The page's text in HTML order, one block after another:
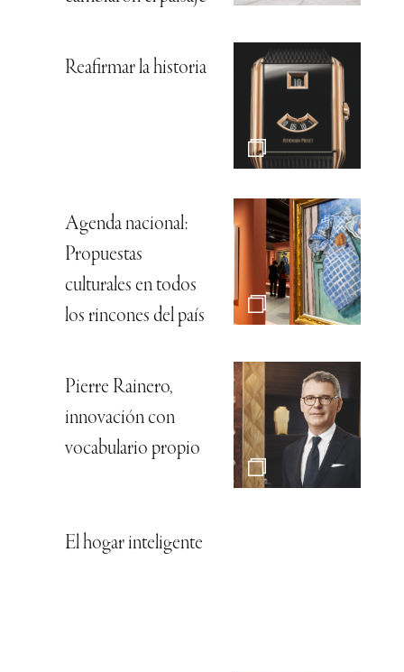
Reafirmar la historia
Agenda nacional:
Propuestas
culturales en todos
los rincones del país
Pierre Rainero,
innovación con
vocabulario propio
El hogar inteligente